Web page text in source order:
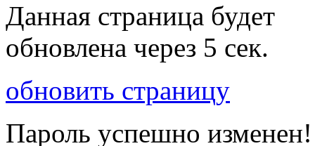
Данная страница будет
обновлена через 5 сек.
обновить страницу
Пароль успешно изменен!